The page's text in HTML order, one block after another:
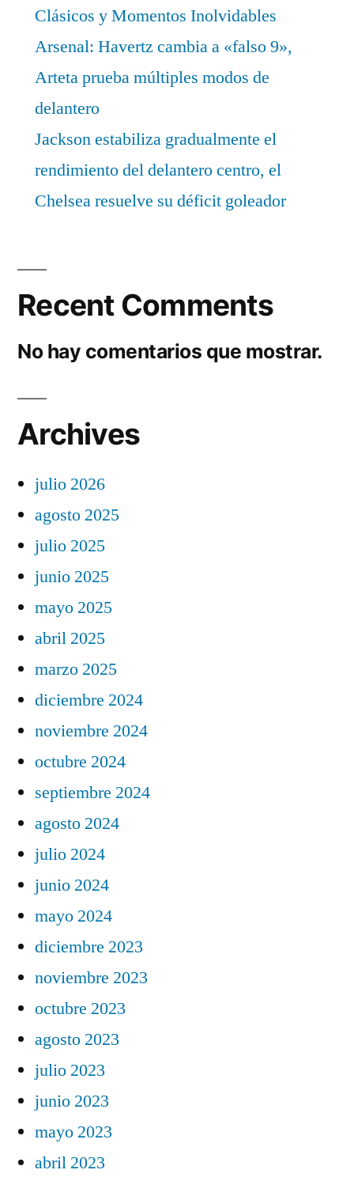
Clásicos y Momentos Inolvidables
Arsenal: Havertz cambia a «falso 9»,
Arteta prueba múltiples modos de
delantero
Jackson estabiliza gradualmente el
rendimiento del delantero centro, el
Chelsea resuelve su déficit goleador
Recent Comments
No hay comentarios que mostrar.
Archives
julio 2026
agosto 2025
julio 2025
junio 2025
mayo 2025
abril 2025
marzo 2025
diciembre 2024
noviembre 2024
octubre 2024
septiembre 2024
agosto 2024
julio 2024
junio 2024
mayo 2024
diciembre 2023
noviembre 2023
octubre 2023
agosto 2023
julio 2023
junio 2023
mayo 2023
abril 2023